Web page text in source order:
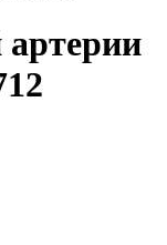
артерии